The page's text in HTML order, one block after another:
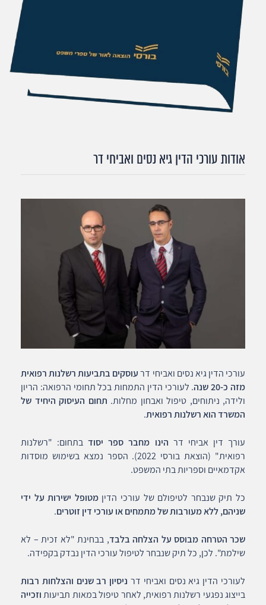
אודות עורכי הדין גיא נסים ואביחי דר
עורכי הדין גיא נסים ואביחי דרעוסקים בתביעות רשלנות רפואית
מזה כ-20 שנה
. לעורכי הדין התמחות בכל תחומי הרפואה: הריון
ולידה, ניתוחים, טיפול ואבחון מחלות. תחום העיסוק היחיד של
המשרד הוא רשלנות רפואית.
עורך דין אביחי דר הינו מחבר ספר יסודבתחום: "רשלנות
רפואית" (הוצאת בורסי 2022). הספר נמצא בשימוש מוסדות
אקדמאיים וספריות בתי המשפט.
כל תיק שנבחר לטיפולם של עורכי הדיןמטופל ישירות על ידי
שניהם, ללא מעורבות של מתמחים או עורכי דין זוטרים.
שכר הטרחה מבוסס על הצלחה בלבד, בבחינת "לא זכית – לא
שילמת". לכן, כל תיק שנבחר לטיפול עורכי הדין נבדק בקפידה.
לעורכי הדין גיא נסים ואביחי דר ניסיון רב שנים והצלחות רבות
בייצוג נפגעי רשלנות רפואית, לאחר טיפול במאות תביעותוזכייה